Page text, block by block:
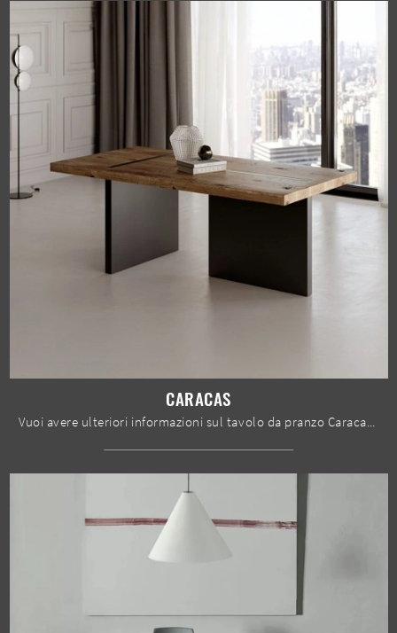
CARACAS
Vuoi avere ulteriori informazioni sul tavolo da pranzo Caracas di Le Fablier? Clicca e scopri di più sui modelli fissi della marca.